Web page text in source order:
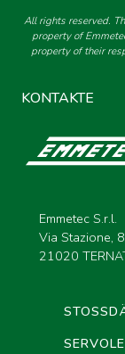
All rights reserved.
property of
property of their
KONTAKTE
Emmetec S.r.l.
Via Stazione, 8
21020